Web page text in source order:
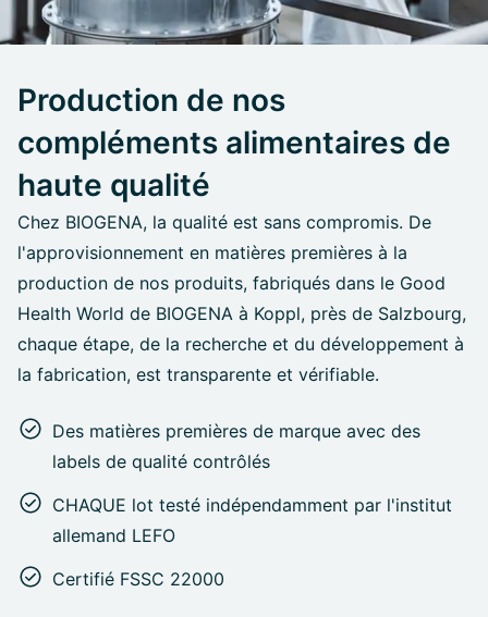
Production de nos
compléments alimentaires de
haute qualité
Chez BIOGENA, la qualité est sans compromis. De
l'approvisionnement en matières premières à la
production de nos produits, fabriqués dans le Good
Health World de BIOGENA à Koppl, près de Salzbourg,
chaque étape, de la recherche et du développement à
la fabrication, est transparente et vérifiable.
Des matières premières de marque avec des
labels de qualité contrôlés
CHAQUE lot testé indépendamment par l'institut
allemand LEFO
Certifié FSSC 22000